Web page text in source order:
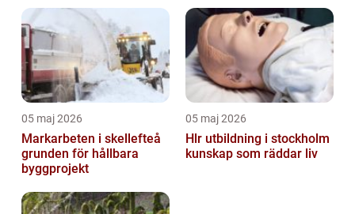
05 maj 2026
Markarbeten i skellefteå
grunden för hållbara
byggprojekt
05 maj 2026
Hlr utbildning i stockholm
kunskap som räddar liv